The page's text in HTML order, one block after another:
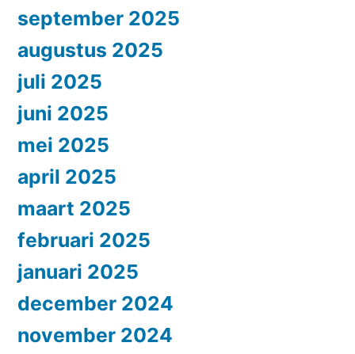
september 2025
augustus 2025
juli 2025
juni 2025
mei 2025
april 2025
maart 2025
februari 2025
januari 2025
december 2024
november 2024